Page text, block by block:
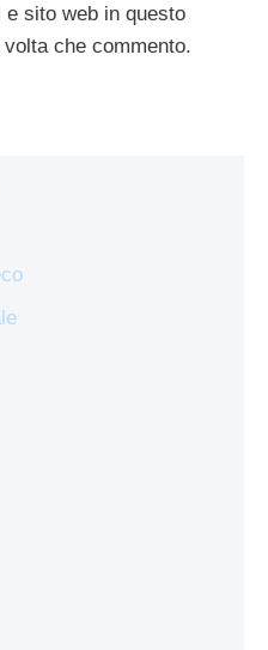
sito web in questo
che commento.